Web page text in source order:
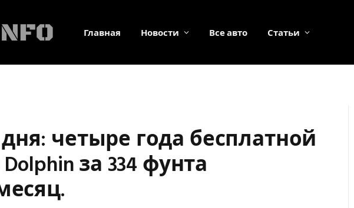
Главная Новости Все авто Статьи
четыре года бесплатной
за 334 фунта